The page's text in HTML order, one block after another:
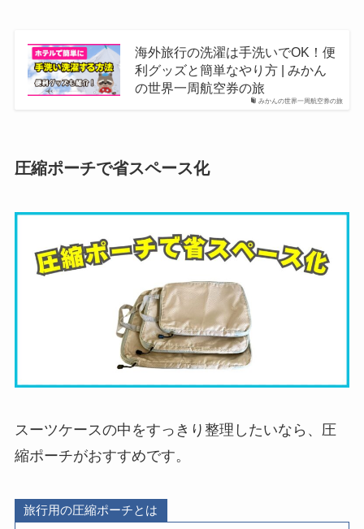
みかんの世界一周航空券の旅
海外旅行の洗濯は手洗いでOK！便
利グッズと簡単なやり方 | みかん
の世界一周航空券の旅
圧縮ポーチで省スペース化
スーツケースの中をすっきり整理したいなら、圧
縮ポーチがおすすめです。
旅行用の圧縮ポーチとは